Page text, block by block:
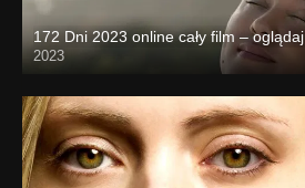
172 Dni 2023 online cały film – oglądaj
2023